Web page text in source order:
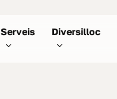
Serveis Diversilloc